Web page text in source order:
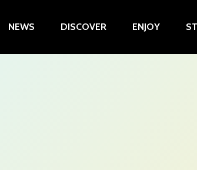
NEWS DISCOVER ENJOY